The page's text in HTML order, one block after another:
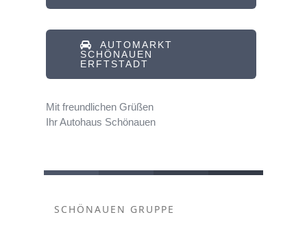
AUTOMARKT
SCHÖNAUEN
ERFTSTADT
Mit freundlichen Grüßen
Ihr Autohaus Schönauen
SCHÖNAUEN GRUPPE